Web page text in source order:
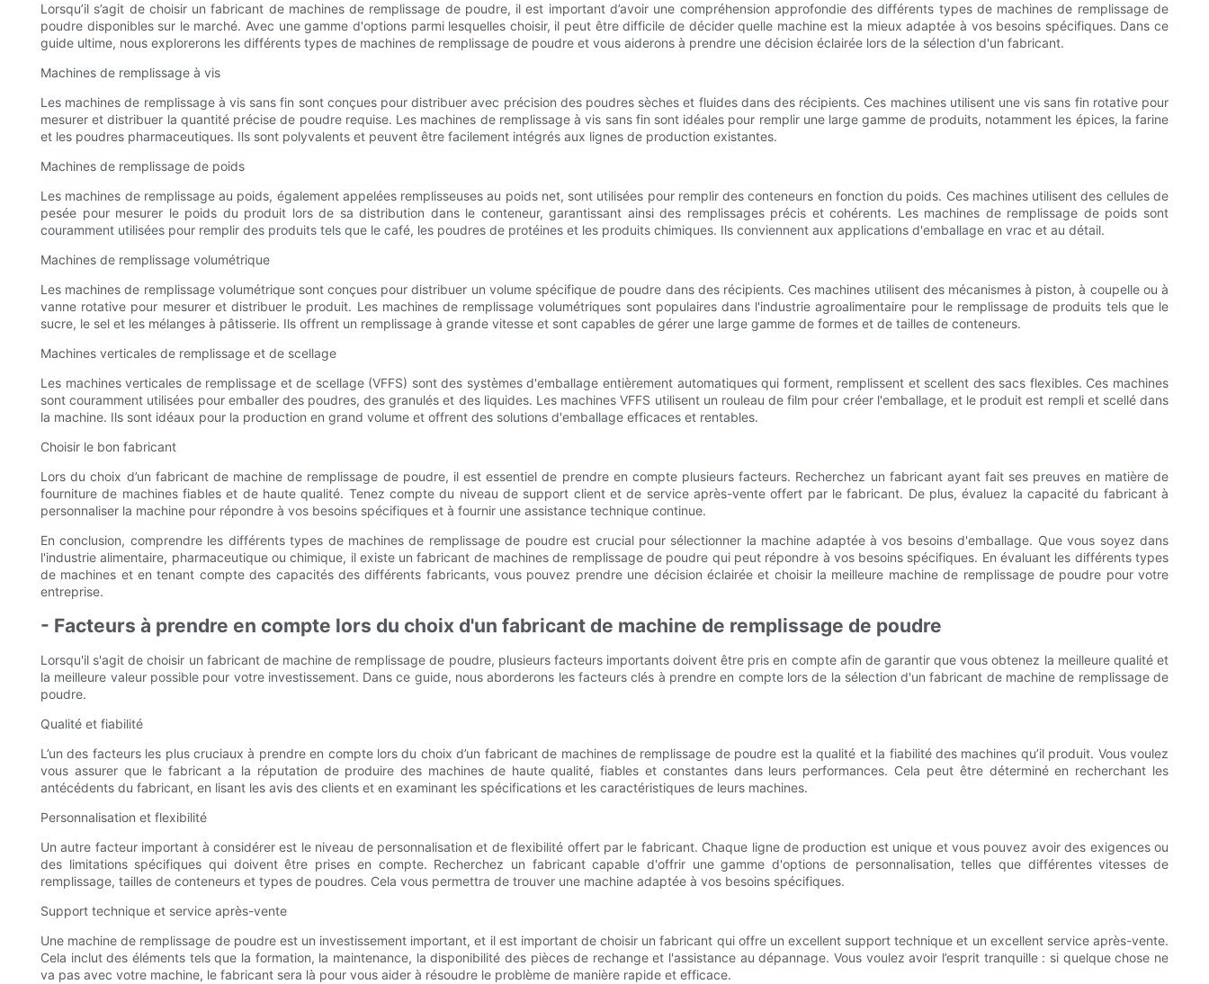
Lorsqu’il s’agit de choisir un fabricant de machines de remplissage de poudre, il est important d’avoir une compréhension approfondie des différents types de machines de remplissage de
poudre disponibles sur le marché. Avec une gamme d'options parmi lesquelles choisir, il peut être difficile de décider quelle machine est la mieux adaptée à vos besoins spécifiques. Dans ce
guide ultime, nous explorerons les différents types de machines de remplissage de poudre et vous aiderons à prendre une décision éclairée lors de la sélection d'un fabricant.
Machines de remplissage à vis
Les machines de remplissage à vis sans fin sont conçues pour distribuer avec précision des poudres sèches et fluides dans des récipients. Ces machines utilisent une vis sans fin rotative pour
mesurer et distribuer la quantité précise de poudre requise. Les machines de remplissage à vis sans fin sont idéales pour remplir une large gamme de produits, notamment les épices, la farine
et les poudres pharmaceutiques. Ils sont polyvalents et peuvent être facilement intégrés aux lignes de production existantes.
Machines de remplissage de poids
Les machines de remplissage au poids, également appelées remplisseuses au poids net, sont utilisées pour remplir des conteneurs en fonction du poids. Ces machines utilisent des cellules de
pesée pour mesurer le poids du produit lors de sa distribution dans le conteneur, garantissant ainsi des remplissages précis et cohérents. Les machines de remplissage de poids sont
couramment utilisées pour remplir des produits tels que le café, les poudres de protéines et les produits chimiques. Ils conviennent aux applications d'emballage en vrac et au détail.
Machines de remplissage volumétrique
Les machines de remplissage volumétrique sont conçues pour distribuer un volume spécifique de poudre dans des récipients. Ces machines utilisent des mécanismes à piston, à coupelle ou à
vanne rotative pour mesurer et distribuer le produit. Les machines de remplissage volumétriques sont populaires dans l'industrie agroalimentaire pour le remplissage de produits tels que le
sucre, le sel et les mélanges à pâtisserie. Ils offrent un remplissage à grande vitesse et sont capables de gérer une large gamme de formes et de tailles de conteneurs.
Machines verticales de remplissage et de scellage
Les machines verticales de remplissage et de scellage (VFFS) sont des systèmes d'emballage entièrement automatiques qui forment, remplissent et scellent des sacs flexibles. Ces machines
sont couramment utilisées pour emballer des poudres, des granulés et des liquides. Les machines VFFS utilisent un rouleau de film pour créer l'emballage, et le produit est rempli et scellé dans
la machine. Ils sont idéaux pour la production en grand volume et offrent des solutions d'emballage efficaces et rentables.
Choisir le bon fabricant
Lors du choix d’un fabricant de machine de remplissage de poudre, il est essentiel de prendre en compte plusieurs facteurs. Recherchez un fabricant ayant fait ses preuves en matière de
fourniture de machines fiables et de haute qualité. Tenez compte du niveau de support client et de service après-vente offert par le fabricant. De plus, évaluez la capacité du fabricant à
personnaliser la machine pour répondre à vos besoins spécifiques et à fournir une assistance technique continue.
En conclusion, comprendre les différents types de machines de remplissage de poudre est crucial pour sélectionner la machine adaptée à vos besoins d'emballage. Que vous soyez dans
l'industrie alimentaire, pharmaceutique ou chimique, il existe un fabricant de machines de remplissage de poudre qui peut répondre à vos besoins spécifiques. En évaluant les différents types
de machines et en tenant compte des capacités des différents fabricants, vous pouvez prendre une décision éclairée et choisir la meilleure machine de remplissage de poudre pour votre
entreprise.
- Facteurs à prendre en compte lors du choix d'un fabricant de machine de remplissage de poudre
Lorsqu'il s'agit de choisir un fabricant de machine de remplissage de poudre, plusieurs facteurs importants doivent être pris en compte afin de garantir que vous obtenez la meilleure qualité et
la meilleure valeur possible pour votre investissement. Dans ce guide, nous aborderons les facteurs clés à prendre en compte lors de la sélection d'un fabricant de machine de remplissage de
poudre.
Qualité et fiabilité
L’un des facteurs les plus cruciaux à prendre en compte lors du choix d’un fabricant de machines de remplissage de poudre est la qualité et la fiabilité des machines qu’il produit. Vous voulez
vous assurer que le fabricant a la réputation de produire des machines de haute qualité, fiables et constantes dans leurs performances. Cela peut être déterminé en recherchant les
antécédents du fabricant, en lisant les avis des clients et en examinant les spécifications et les caractéristiques de leurs machines.
Personnalisation et flexibilité
Un autre facteur important à considérer est le niveau de personnalisation et de flexibilité offert par le fabricant. Chaque ligne de production est unique et vous pouvez avoir des exigences ou
des limitations spécifiques qui doivent être prises en compte. Recherchez un fabricant capable d'offrir une gamme d'options de personnalisation, telles que différentes vitesses de
remplissage, tailles de conteneurs et types de poudres. Cela vous permettra de trouver une machine adaptée à vos besoins spécifiques.
Support technique et service après-vente
Une machine de remplissage de poudre est un investissement important, et il est important de choisir un fabricant qui offre un excellent support technique et un excellent service après-vente.
Cela inclut des éléments tels que la formation, la maintenance, la disponibilité des pièces de rechange et l'assistance au dépannage. Vous voulez avoir l’esprit tranquille : si quelque chose ne
va pas avec votre machine, le fabricant sera là pour vous aider à résoudre le problème de manière rapide et efficace.